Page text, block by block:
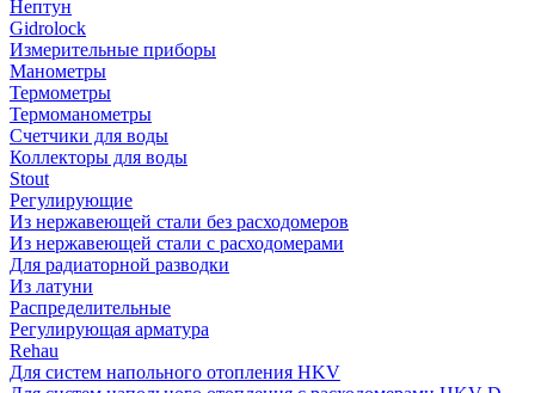
Нептун
Gidrolock
Измерительные приборы
Манометры
Термометры
Термоманометры
Счетчики для воды
Коллекторы для воды
Stout
Регулирующие
Из нержавеющей стали без расходомеров
Из нержавеющей стали с расходомерами
Для радиаторной разводки
Из латуни
Распределительные
Регулирующая арматура
Rehau
Для систем напольного отопления HKV